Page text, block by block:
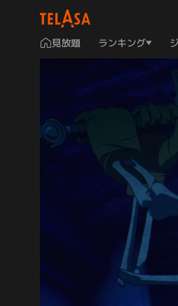
見放題 ランキング